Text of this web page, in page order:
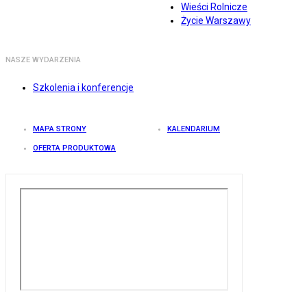
Wieści Rolnicze
Życie Warszawy
NASZE WYDARZENIA
Szkolenia i konferencje
MAPA STRONY KALENDARIUM
OFERTA PRODUKTOWA